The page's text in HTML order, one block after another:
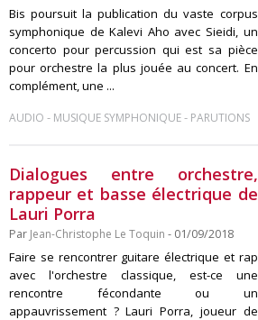
Bis poursuit la publication du vaste corpus
symphonique de Kalevi Aho avec Sieidi, un
concerto pour percussion qui est sa pièce
pour orchestre la plus jouée au concert. En
complément, une ...
AUDIO - MUSIQUE SYMPHONIQUE- PARUTIONS
Dialogues entre orchestre,
rappeur et basse électrique de
Lauri Porra
Par Jean-Christophe Le Toquin - 01/09/2018
Faire se rencontrer guitare électrique et rap
avec l'orchestre classique, est-ce une
rencontre fécondante ou un
appauvrissement ? Lauri Porra, joueur de